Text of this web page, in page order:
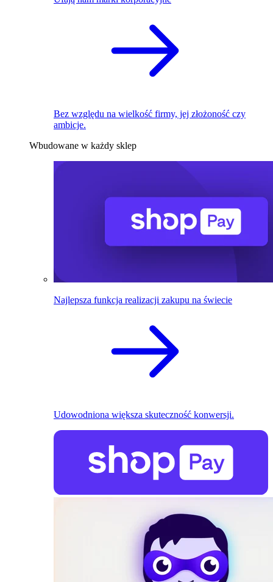
Bez względu na wielkość firmy, jej złożoność czy
ambicje.
Wbudowane w każdy sklep
Najlepsza funkcja realizacji zakupu na świecie
Udowodniona większa skuteczność konwersji.